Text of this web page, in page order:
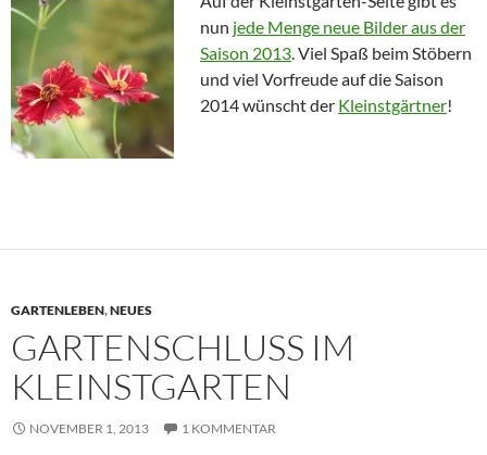
nun jede Menge neue Bilder aus der
Saison 2013. Viel Spaß beim Stöbern
und viel Vorfreude auf die Saison
2014 wünscht der Kleinstgärtner!
GARTENLEBEN,NEUES
GARTENSCHLUSS IM
KLEINSTGARTEN
NOVEMBER 1, 2013 1 KOMMENTAR